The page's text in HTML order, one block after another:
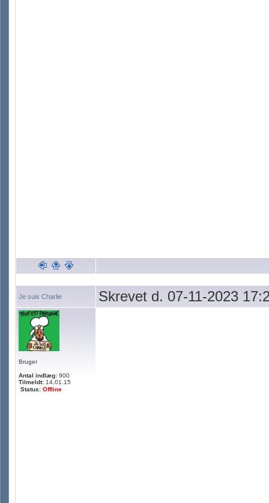
Je suis Charlie Skrevet d. 07-11-2023
Bruger
Antal indlæg: 900
Tilmeldt: 14.01.15
Status: Offline